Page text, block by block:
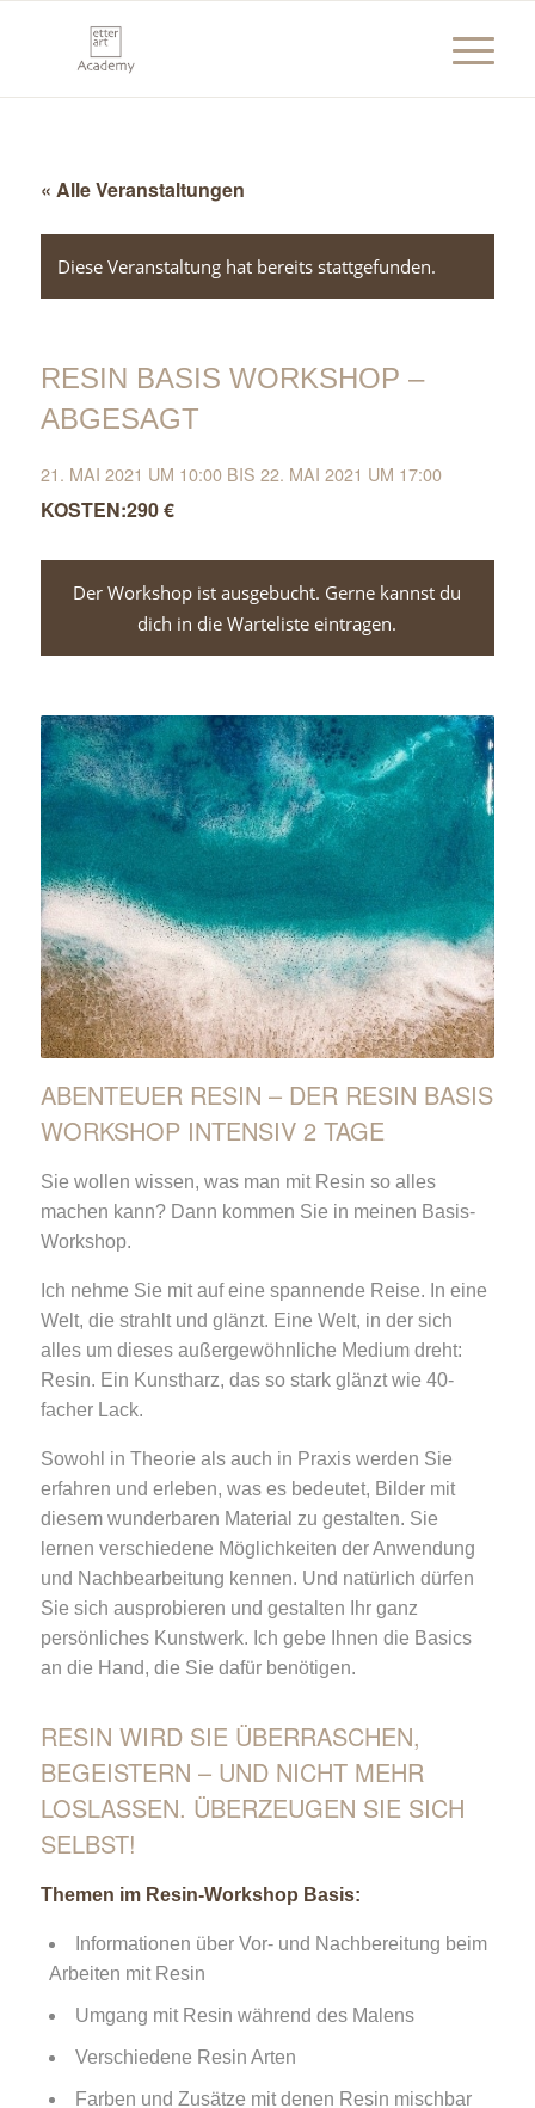
« Alle Veranstaltungen
Diese Veranstaltung hat bereits stattgefunden.
RESIN BASIS WORKSHOP –
ABGESAGT
21. MAI 2021 UM 10:00BIS 22. MAI 2021 UM 17:00
290 €
Der Workshop ist ausgebucht. Gerne kannst du
dich in die Warteliste eintragen.
ABENTEUER RESIN – DER RESIN BASIS
WORKSHOP INTENSIV 2 TAGE
Sie wollen wissen, was man mit Resin so alles
machen kann? Dann kommen Sie in meinen Basis-
Workshop.
Ich nehme Sie mit auf eine spannende Reise. In eine
Welt, die strahlt und glänzt. Eine Welt, in der sich
alles um dieses außergewöhnliche Medium dreht:
Resin. Ein Kunstharz, das so stark glänzt wie 40-
facher Lack.
Sowohl in Theorie als auch in Praxis werden Sie
erfahren und erleben, was es bedeutet, Bilder mit
diesem wunderbaren Material zu gestalten. Sie
lernen verschiedene Möglichkeiten der Anwendung
und Nachbearbeitung kennen. Und natürlich dürfen
Sie sich ausprobieren und gestalten Ihr ganz
persönliches Kunstwerk. Ich gebe Ihnen die Basics
an die Hand, die Sie dafür benötigen.
RESIN WIRD SIE ÜBERRASCHEN,
BEGEISTERN – UND NICHT MEHR
LOSLASSEN. ÜBERZEUGEN SIE SICH
SELBST!
Themen im Resin-Workshop Basis:
Informationen über Vor- und Nachbereitung beim
Arbeiten mit Resin
Umgang mit Resin während des Malens
Verschiedene Resin Arten
Farben und Zusätze mit denen Resin mischbar